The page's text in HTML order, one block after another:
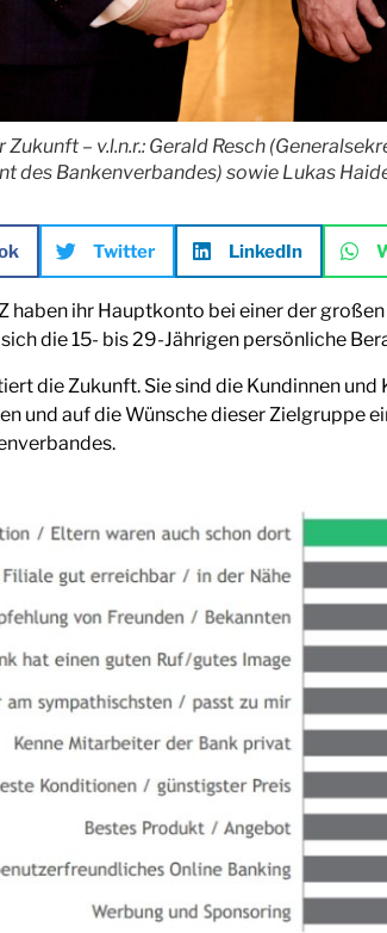
Zukunft – v.l.n.r.: Gerald Resch
des Bankenverbandes) sowie Lukas
Twitter LinkedIn
haben ihr Hauptkonto bei einer der
die 15- bis 29-Jährigen persönliche
die Zukunft. Sie sind die Kundinnen
und auf die Wünsche dieser Zielgruppe